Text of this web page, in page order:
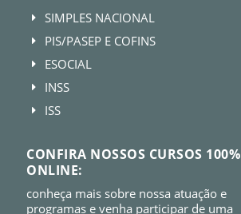
E SIMPLES NACIONAL
E PIS/PASEP E COFINS
E ESOCIAL
E INSS
E ISS
CONFIRA NOSSOS CURSOS 100%
ONLINE:
conheça mais sobre nossa atuação e
programas e venha participar de uma